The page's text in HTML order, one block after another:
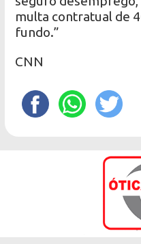
multa contratual de
fundo.”
CNN